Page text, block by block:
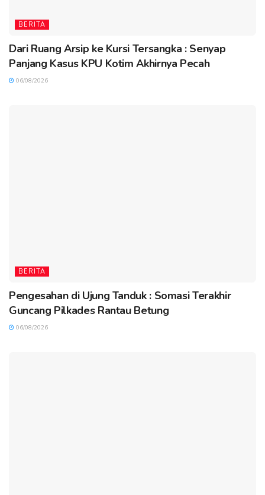
BERITA
Dari Ruang Arsip ke Kursi Tersangka : Senyap
Panjang Kasus KPU Kotim Akhirnya Pecah
06/08/2026
BERITA
Pengesahan di Ujung Tanduk : Somasi Terakhir
Guncang Pilkades Rantau Betung
06/08/2026